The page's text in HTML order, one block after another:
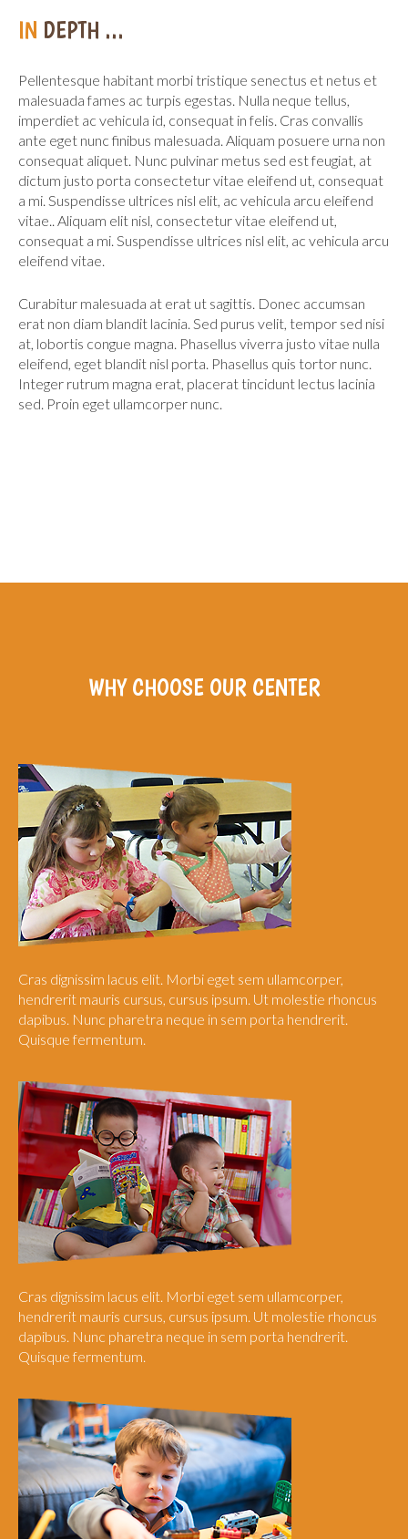
IN DEPTH ...
Pellentesque habitant morbi tristique senectus et netus et
malesuada fames ac turpis egestas. Nulla neque tellus,
imperdiet ac vehicula id, consequat in felis. Cras convallis
ante eget nunc finibus malesuada. Aliquam posuere urna non
consequat aliquet. Nunc pulvinar metus sed est feugiat, at
dictum justo porta consectetur vitae eleifend ut, consequat
a mi. Suspendisse ultrices nisl elit, ac vehicula arcu eleifend
vitae.. Aliquam elit nisl, consectetur vitae eleifend ut,
consequat a mi. Suspendisse ultrices nisl elit, ac vehicula arcu
eleifend vitae.
Curabitur malesuada at erat ut sagittis. Donec accumsan
erat non diam blandit lacinia. Sed purus velit, tempor sed nisi
at, lobortis congue magna. Phasellus viverra justo vitae nulla
eleifend, eget blandit nisl porta. Phasellus quis tortor nunc.
Integer rutrum magna erat, placerat tincidunt lectus lacinia
sed. Proin eget ullamcorper nunc.
WHY CHOOSE OUR CENTER
Cras dignissim lacus elit. Morbi eget sem ullamcorper,
hendrerit mauris cursus, cursus ipsum. Ut molestie rhoncus
dapibus. Nunc pharetra neque in sem porta hendrerit.
Quisque fermentum.
Cras dignissim lacus elit. Morbi eget sem ullamcorper,
hendrerit mauris cursus, cursus ipsum. Ut molestie rhoncus
dapibus. Nunc pharetra neque in sem porta hendrerit.
Quisque fermentum.